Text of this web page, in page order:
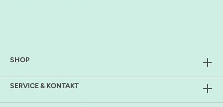
SHOP
SERVICE & KONTAKT